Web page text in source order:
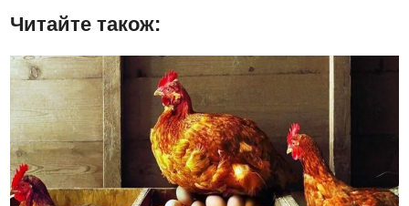
Читайте також: